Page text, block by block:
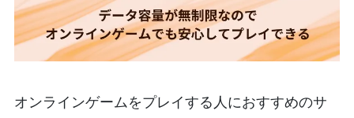
オンラインゲームをプレイする人におすすめのサ